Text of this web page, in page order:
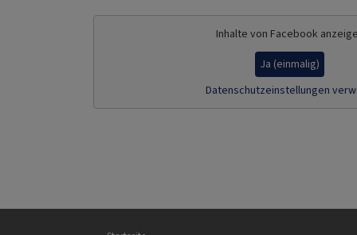
Inhalte von Facebook
Ja (einmalig)
Datenschutzeinstellungen
Hauptnavigation